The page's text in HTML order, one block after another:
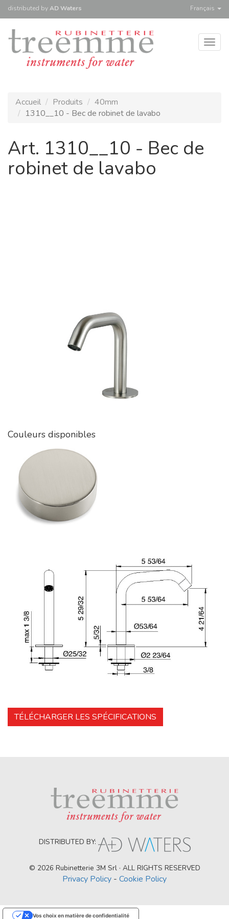
distributed byAD Waters Français
Accueil Produits
40mm
1310__10 - Bec de robinet de lavabo
Art. 1310__10 - Bec de
robinet de lavabo
Couleurs disponibles
TÉLÉCHARGER LES SPÉCIFICATIONS
DISTRIBUTED BY:
© 2026 Rubinetterie 3M Srl · ALL RIGHTS RESERVED
Privacy Policy - Cookie Policy
Vos choix en matière de confidentialité